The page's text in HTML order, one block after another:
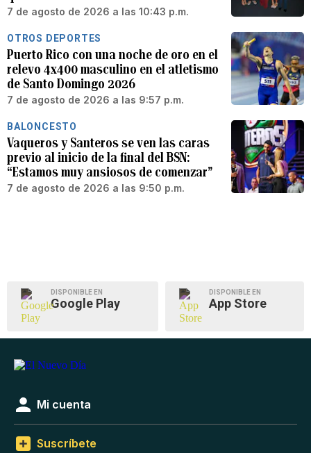
7 de agosto de 2026 a las 10:43 p.m.
OTROS DEPORTES
Puerto Rico con una noche de oro en el
relevo 4x400 masculino en el atletismo
de Santo Domingo 2026
7 de agosto de 2026 a las 9:57 p.m.
BALONCESTO
Vaqueros y Santeros se ven las caras
previo al inicio de la final del BSN:
“Estamos muy ansiosos de comenzar”
7 de agosto de 2026 a las 9:50 p.m.
DISPONIBLE EN
Google Play
DISPONIBLE EN
App Store
Mi cuenta
Suscríbete